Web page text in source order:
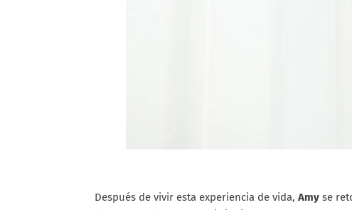
Después de vivir esta experiencia de vida, Amy se